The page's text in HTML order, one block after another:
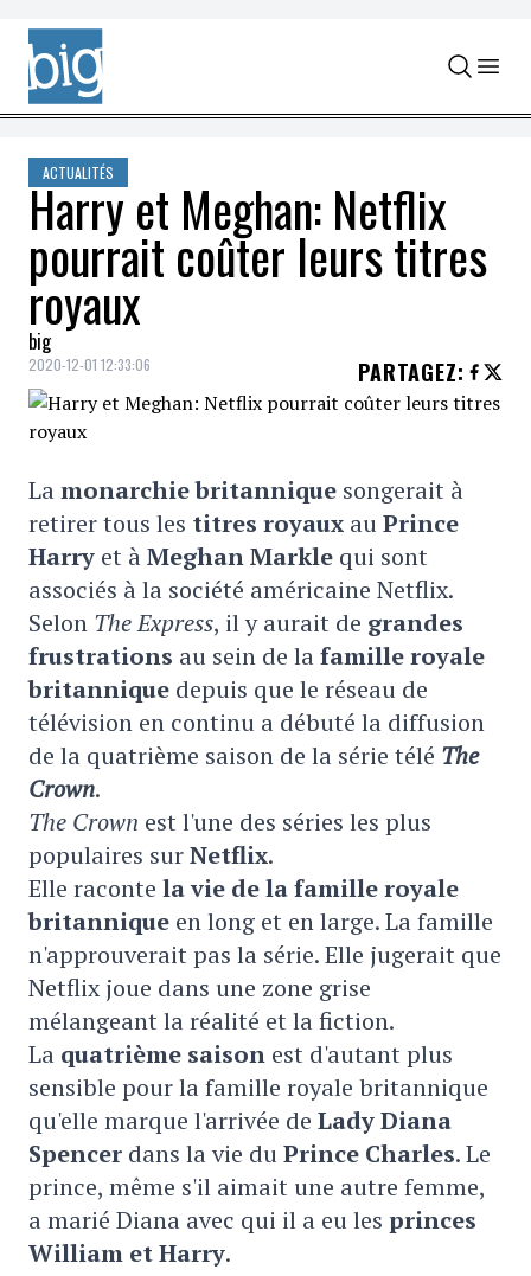
Skip to content
ACTUALITÉS
Harry et Meghan: Netflix
pourrait coûter leurs titres
royaux
big
2020-12-01 12:33:06 PARTAGEZ:
Lamonarchie britannique songerait à
retirer tous les titres royaux auPrince
Harry et àMeghan Markle qui sont
associés à la société américaine Netflix.
Selon The Express, il y aurait de grandes
frustrations au sein de lafamille royale
britannique depuis que le réseau de
télévision en continu a débuté la diffusion
de la quatrième saison de la série télé The
Crown.
The Crown est l'une des séries les plus
populaires surNetflix.
Elle raconte la vie de la famille royale
britannique en long et en large. La famille
n'approuverait pas la série. Elle jugerait que
Netflix joue dans une zone grise
mélangeant la réalité et la fiction.
La quatrième saison est d'autant plus
sensible pour la famille royale britannique
qu'elle marque l'arrivée de Lady Diana
Spencer dans la vie duPrince Charles. Le
prince, même s'il aimait une autre femme,
a marié Diana avec qui il a eu les princes
William et Harry.